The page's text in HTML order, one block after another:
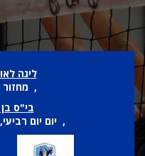
ליגה
, מחזור 6, עונת 25/26
בי"ס בן
, יום יום רביעי, 10/12/2025, 20:30